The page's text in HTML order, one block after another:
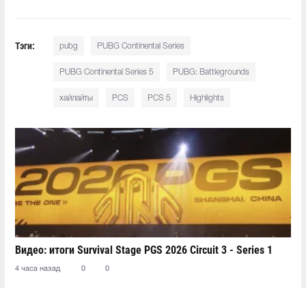
Тэги: pubg PUBG Continental Series
PUBG Continental Series 5 PUBG: Battlegrounds
хайлайты PCS PCS 5 Highlights
Видео: итоги Survival Stage PGS 2026 Circuit 3 - Series 1
4 часа назад 0 0